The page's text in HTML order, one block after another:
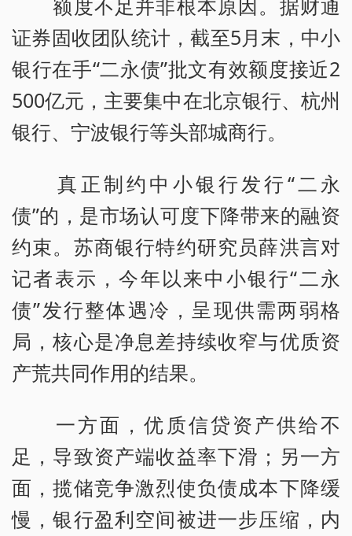
额度不足并非根本原因。据财通
证券固收团队统计，截至5月末，中小
银行在手“二永债”批文有效额度接近2
500亿元，主要集中在北京银行、杭州
银行、宁波银行等头部城商行。
真正制约中小银行发行“二永
债”的，是市场认可度下降带来的融资
约束。苏商银行特约研究员薛洪言对
记者表示，今年以来中小银行“二永
债”发行整体遇冷，呈现供需两弱格
局，核心是净息差持续收窄与优质资
产荒共同作用的结果。
一方面，优质信贷资产供给不
足，导致资产端收益率下滑；另一方
面，揽储竞争激烈使负债成本下降缓
慢，银行盈利空间被进一步压缩，内